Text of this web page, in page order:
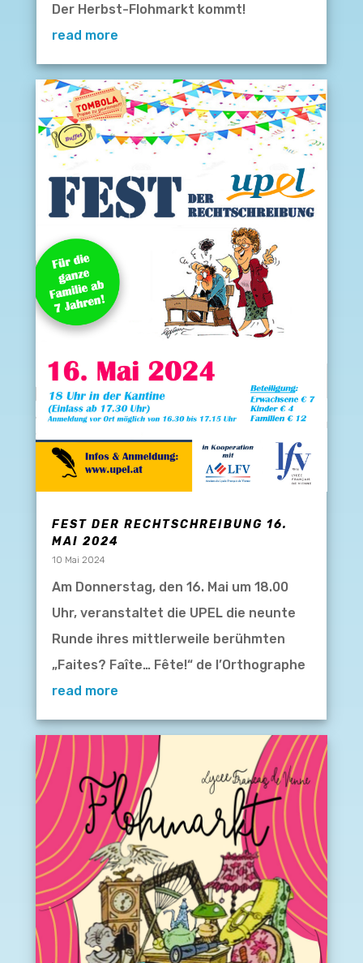
Der Herbst-Flohmarkt kommt!
read more
FEST DER RECHTSCHREIBUNG 16.
MAI 2024
10 Mai 2024
Am Donnerstag, den 16. Mai um 18.00
Uhr, veranstaltet die UPEL die neunte
Runde ihres mittlerweile berühmten
„Faites? Faîte… Fête!“ de l’Orthographe
read more